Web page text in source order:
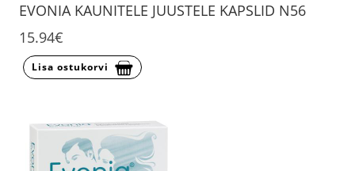
EVONIA KAUNITELE JUUSTELE KAPSLID N56
15.94€
Lisa ostukorvi